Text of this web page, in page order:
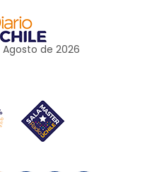
Agosto de 2026